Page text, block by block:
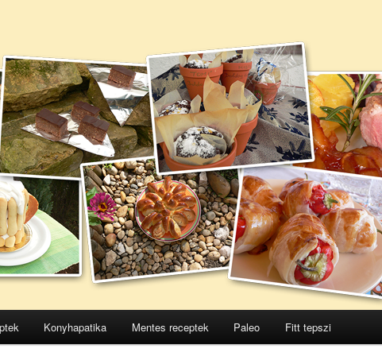
Konyhapatika Mentes receptek Paleo Fitt tepszi